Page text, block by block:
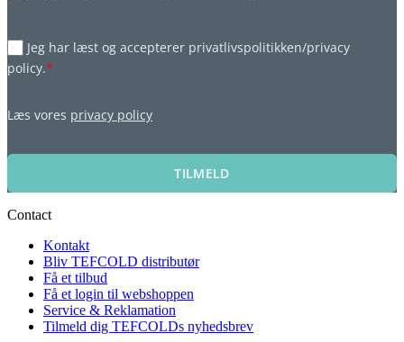
Jeg har læst og accepterer privatlivspolitikken/privacy
policy.*
Læs vores privacy policy
TILMELD
Contact
Kontakt
Bliv TEFCOLD distributør
Få et tilbud
Få et login til webshoppen
Service & Reklamation
Tilmeld dig TEFCOLDs nyhedsbrev